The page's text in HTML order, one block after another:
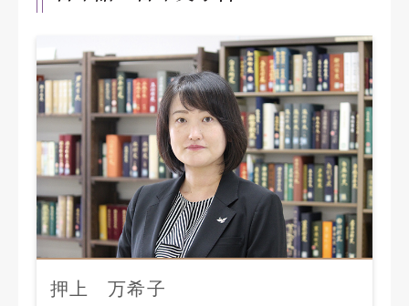
押上 万希子